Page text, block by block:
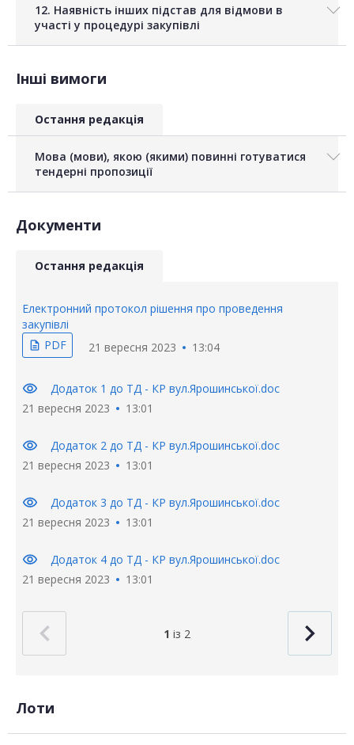
12. Наявність інших підстав для відмови в
участі у процедурі закупівлі
Інші вимоги
Остання редакція
Мова (мови), якою (якими) повинні готуватися
тендерні пропозиції
Документи
Остання редакція
Електронний протокол рішення про проведення
закупівлі
description PDF 21 вересня 2023 13:04
visibility
Додаток 1 до ТД - КР вул.Ярошинської.doc
21 вересня 2023
13:01
visibility
Додаток 2 до ТД - КР вул.Ярошинської.doc
21 вересня 2023
13:01
visibility
Додаток 3 до ТД - КР вул.Ярошинської.doc
21 вересня 2023
13:01
visibility
Додаток 4 до ТД - КР вул.Ярошинської.doc
21 вересня 2023
13:01
1 із 2
Лоти